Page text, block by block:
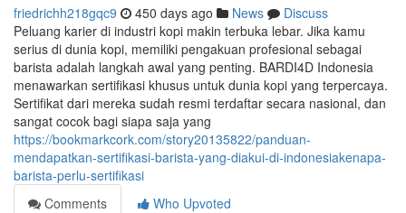
friedrichh218gqc9 450 days ago News
Discuss
Peluang karier di industri kopi makin terbuka lebar. Jika kamu
serius di dunia kopi, memiliki pengakuan profesional sebagai
barista adalah langkah awal yang penting. BARDI4D Indonesia
menawarkan sertifikasi khusus untuk dunia kopi yang terpercaya.
Sertifikat dari mereka sudah resmi terdaftar secara nasional, dan
sangat cocok bagi siapa saja yang
https://bookmarkcork.com/story20135822/panduan-
mendapatkan-sertifikasi-barista-yang-diakui-di-indonesiakenapa-
barista-perlu-sertifikasi
Comments
Who Upvoted